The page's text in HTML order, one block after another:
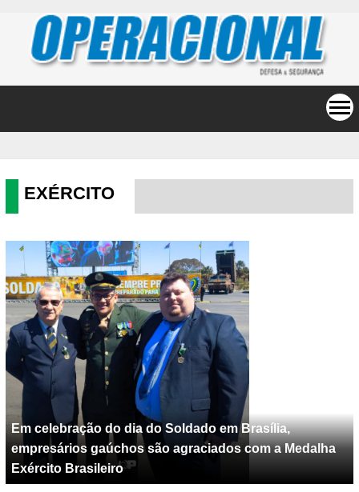
EXÉRCITO
Em celebração do dia do Soldado em Brasília,
empresários gaúchos são agraciados com a Medalha
Exército Brasileiro